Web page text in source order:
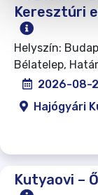
Keresztúri
Helyszín:
Bélatelep,
2026-08-
Hajógyári
Kutyaovi –